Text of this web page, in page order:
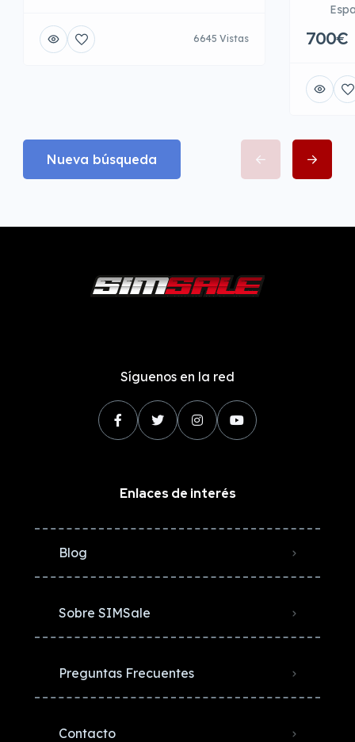
6645 Vistas 700€
Nueva búsqueda
Síguenos en la red
Enlaces de interés
Blog
Sobre SIMSale
Preguntas Frecuentes
Contacto